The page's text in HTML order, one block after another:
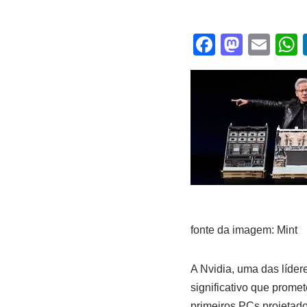
F
a
b
o
o
M
a
o
d
o
n
E
m
fonte da imagem: Mint
A Nvidia, uma das
significativo que